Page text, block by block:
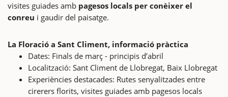
visites guiades amb pagesos locals per conèixer el
conreu i gaudir del paisatge.
La Floració a Sant Climent, informació pràctica
Dates: Finals de març - principis d’abril
Localització: Sant Climent de Llobregat, Baix Llobregat
Experiències destacades: Rutes senyalitzades entre
cirerers florits, visites guiades amb pagesos locals